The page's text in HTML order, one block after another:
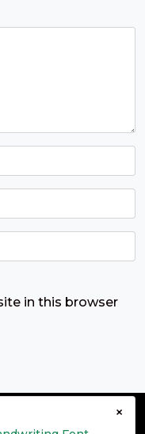
in this browser
×